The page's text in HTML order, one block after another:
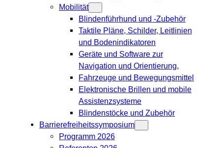
Mobilität
Blindenführhund und -Zubehör
Taktile Pläne, Schilder, Leitlinien
und Bodenindikatoren
Geräte und Software zur
Navigation und Orientierung,
Fahrzeuge und Bewegungsmittel
Elektronische Brillen und mobile
Assistenzsysteme
Blindenstöcke und Zubehör
Barrierefreiheitssymposium
Programm 2026